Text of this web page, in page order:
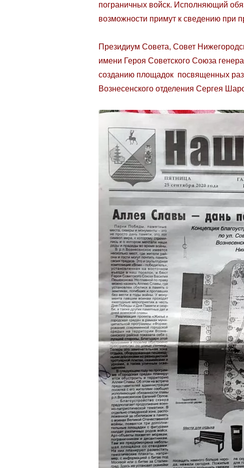
пограничных войск. Исполняющий
возможности примут к сведению при
Президиум Совета, Совет
имени Героя Советского Союза
созданию площадок посвященных
Вознесенского отделения Сергея